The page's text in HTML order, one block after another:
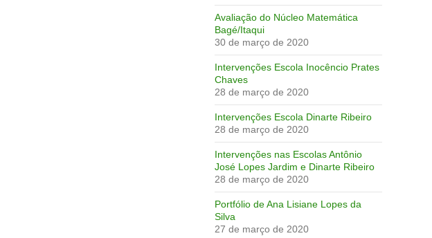
Avaliação do Núcleo Matemática
Bagé/Itaqui
30 de março de 2020
Intervenções Escola Inocêncio Prates
Chaves
28 de março de 2020
Intervenções Escola Dinarte Ribeiro
28 de março de 2020
Intervenções nas Escolas Antônio
José Lopes Jardim e Dinarte Ribeiro
28 de março de 2020
Portfólio de Ana Lisiane Lopes da
Silva
27 de março de 2020